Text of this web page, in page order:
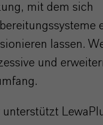
mit dem sich
lassen.
und